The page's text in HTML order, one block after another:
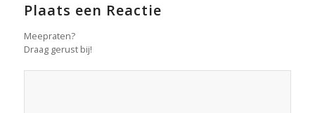
Plaats een Reactie
Meepraten?
Draag gerust bij!